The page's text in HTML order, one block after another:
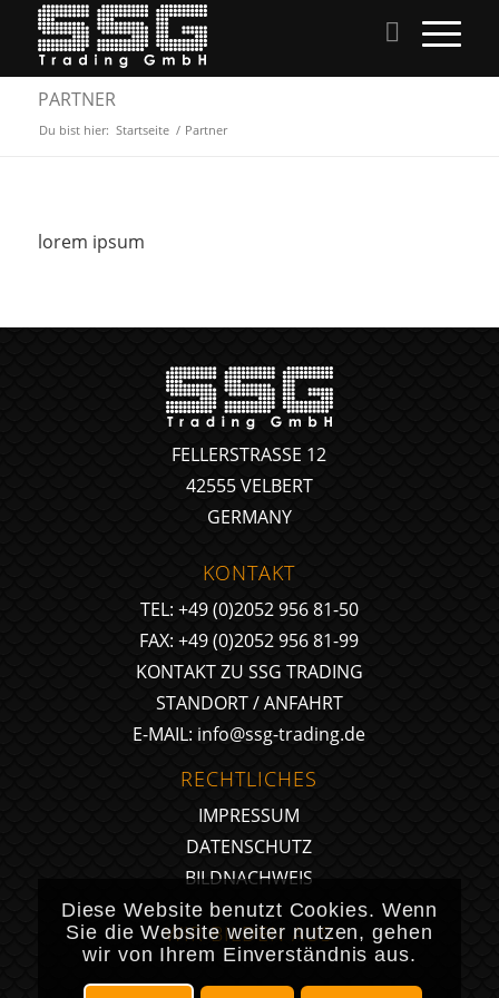
PARTNER
Du bist hier: Startseite / Partner
lorem ipsum
FELLERSTRASSE 12
42555 VELBERT
GERMANY
KONTAKT
TEL: +49 (0)2052 956 81-50
FAX: +49 (0)2052 956 81-99
KONTAKT ZU SSG TRADING
STANDORT / ANFAHRT
E-MAIL: info@ssg-trading.de
RECHTLICHES
IMPRESSUM
DATENSCHUTZ
BILDNACHWEIS
WIR BILDEN AUS
Diese Website benutzt Cookies. Wenn
Sie die Website weiter nutzen, gehen
wir von Ihrem Einverständnis aus.